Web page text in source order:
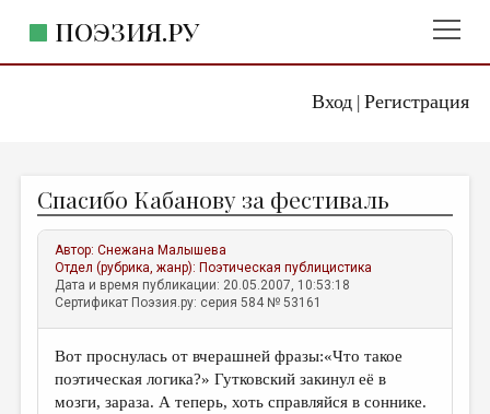
Вход| Регистрация
ПОЭЗИЯ.РУ
ЖАНРЫ
АВТОРЫ
КОММЕНТАРИИ
ЛИТСАЛОН
НОВОСТИ
ПРАВИЛА САЙТА
Спасибо Кабанову за фестиваль
Автор:Снежана Малышева
Отдел (рубрика, жанр): Поэтическая публицистика
Дата и время публикации: 20.05.2007, 10:53:18
Сертификат Поэзия.ру: серия 584 № 53161
Вот проснулась от вчерашней фразы:«Что такое
поэтическая логика?» Гутковский закинул её в
мозги, зараза. А теперь, хоть справляйся в соннике.